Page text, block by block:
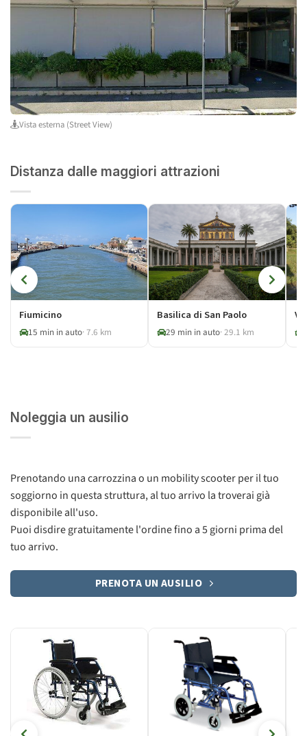
Vista esterna (Street View)
Distanza dalle maggiori attrazioni
Fiumicino
15 min in auto· 7.6 km
Basilica di San Paolo
29 min in auto· 29.1 km
Noleggia un ausilio
Prenotando una carrozzina o un mobility scooter per il tuo
soggiorno in questa struttura, al tuo arrivo la troverai già
disponibile all'uso.
Puoi disdire gratuitamente l'ordine fino a 5 giorni prima del
tuo arrivo.
PRENOTA UN AUSILIO